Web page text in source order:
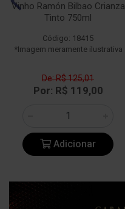
Vinho Ramón Bilbao Crianza
Tinto 750ml
Código: 18415
*Imagem meramente ilustrativa
De: R$ 125,01
Por: R$ 119,00
Adicionar